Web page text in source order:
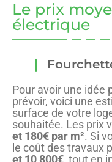
Le prix
électrique
Pour avoir une idée
prévoir, voici une
surface de votre
souhaitée. Les prix
et 180€ par m². Si
le coût des travaux
et 10 800€, tout en